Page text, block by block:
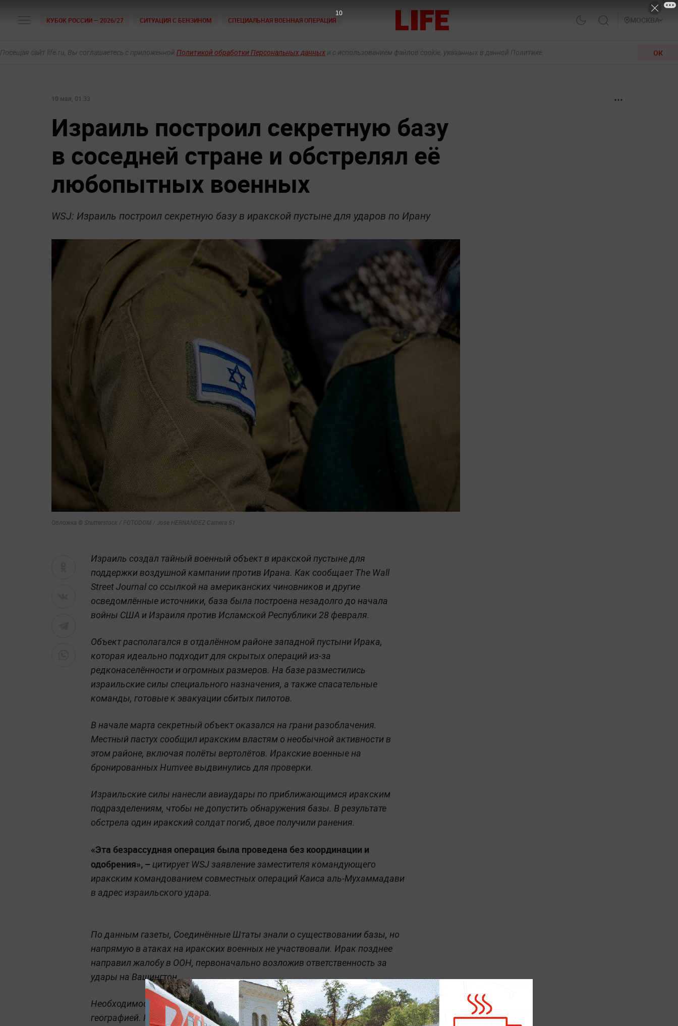
КУБОК РОССИИ — 2026/27 СИТУАЦИЯ С БЕНЗИНОМ СПЕЦИАЛЬНАЯ ВОЕННАЯ ОПЕРАЦИЯ МОСКВА
Посещая сайт life.ru, Вы соглашаетесь с приложенной Политикой обработки Персональных данных и с использованием файлов cookie, указанных в данной Политике. ОК
10 мая, 01:33
Израиль построил секретную базу
в соседней стране и обстрелял её
любопытных военных
WSJ: Израиль построил секретную базу в иракской пустыне для ударов по Ирану
Обложка © Shutterstock / FOTODOM / Jose HERNANDEZ Camera 51
Израиль создал тайный военный объект в иракской пустыне для
поддержки воздушной кампании против Ирана. Как сообщает The Wall
Street Journal со ссылкой на американских чиновников и другие
осведомлённые источники, база была построена незадолго до начала
войны США и Израиля против Исламской Республики 28 февраля.
Объект располагался в отдалённом районе западной пустыни Ирака,
которая идеально подходит для скрытых операций из-за
редконаселённости и огромных размеров. На базе разместились
израильские силы специального назначения, а также спасательные
команды, готовые к эвакуации сбитых пилотов.
В начале марта секретный объект оказался на грани разоблачения.
Местный пастух сообщил иракским властям о необычной активности в
этом районе, включая полёты вертолётов. Иракские военные на
бронированных Humvee выдвинулись для проверки.
Израильские силы нанесли авиаудары по приближающимся иракским
подразделениям, чтобы не допустить обнаружения базы. В результате
обстрела один иракский солдат погиб, двое получили ранения.
«Эта безрассудная операция была проведена без координации и
одобрения», –цитирует WSJ заявление заместителя командующего
иракским командованием совместных операций Каиса аль-Мухаммадави
в адрес израильского удара.
По данным газеты, Соединённые Штаты знали о существовании базы, но
напрямую в атаках на иракских военных не участвовали. Ирак позднее
направил жалобу в ООН, первоначально возложив ответственность за
удары на Вашингтон.
Необходимость в создании такого объекта была продиктована
географией. Расстояние от израильской территории до целей в Иране
9